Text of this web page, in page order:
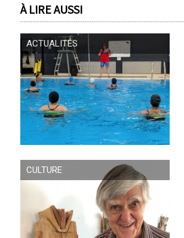
À LIRE AUSSI
ACTUALITÉS
CULTURE